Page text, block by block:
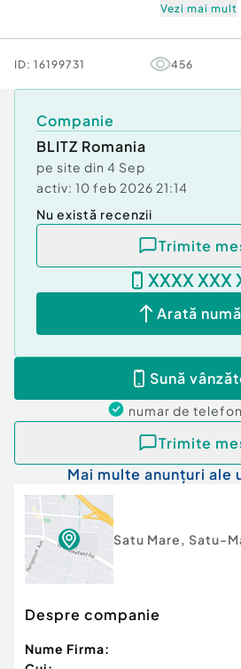
Tip imobil:
Bloc de
Număr Băi:1
Stare Bună
Vezi mai mult
ID: 16199731 456
Companie
BLITZ Romania
pe site din 4 Sep
activ: 10 feb 2026 21:14
Nu există recenzii
Trimite
XXXX XXX
Arată
Sună
numar de telefon
Trimite
Mai multe anunțuri ale
Satu Mare, Satu-
Despre companie
Nume Firma: